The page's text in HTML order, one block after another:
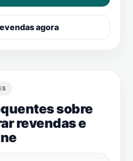
agora
sobre
revendas e